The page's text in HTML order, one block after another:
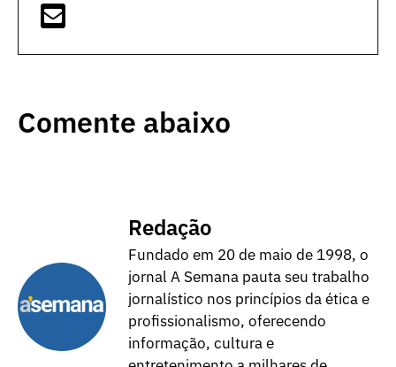
Comente abaixo
Redação
Fundado em 20 de maio de 1998, o
jornal A Semana pauta seu trabalho
jornalístico nos princípios da ética e
profissionalismo, oferecendo
informação, cultura e